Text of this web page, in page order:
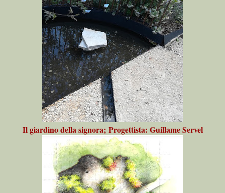
Il giardino della signora; Progettista: Guillame Servel